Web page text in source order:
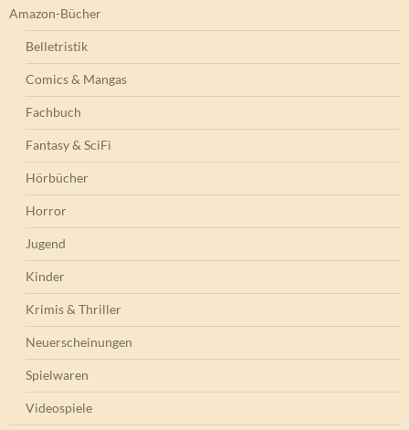
Amazon-Bücher
Belletristik
Comics & Mangas
Fachbuch
Fantasy & SciFi
Hörbücher
Horror
Jugend
Kinder
Krimis & Thriller
Neuerscheinungen
Spielwaren
Videospiele